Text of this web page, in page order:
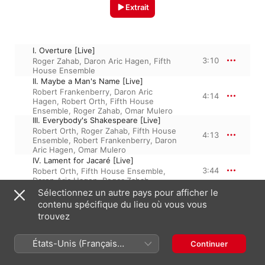
Extrait
I. Overture [Live]
Roger Zahab, Daron Aric Hagen, Fifth
House Ensemble
3:10
II. Maybe a Man's Name [Live]
Robert Frankenberry, Daron Aric
Hagen, Robert Orth, Fifth House
Ensemble, Roger Zahab, Omar Mulero
4:14
III. Everybody's Shakespeare [Live]
Robert Orth, Roger Zahab, Fifth House
Ensemble, Robert Frankenberry, Daron
Aric Hagen, Omar Mulero
4:13
IV. Lament for Jacaré [Live]
Robert Orth, Fifth House Ensemble,
Daron Aric Hagen,Roger Zahab
3:44
V. First Nachtmusik [Live]
Fifth House Ensemble, Omar Mulero,
Robert Frankenberry,Daron Aric
Hagen,Robert Orth
3:24
Robert Frankenberry,Daron Aric
Hagen
,Fifth House Ensemble
Robert
3:07
Sélectionnez un autre pays pour afficher le
contenu spécifique du lieu où vous vous
trouvez
États-Unis (Français
France)
Continuer